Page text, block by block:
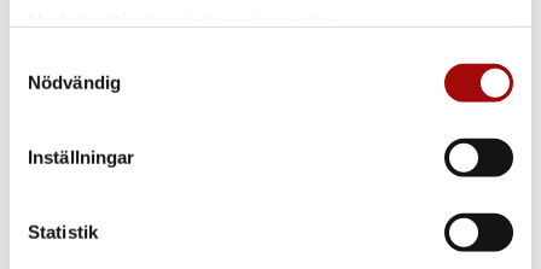
som kan ha en noggrannhet på upp till flera meter
Ta reda på mer om hur dina personliga uppgifter
Du kan ändra eller dra tillbaka ditt samtycke när som
Nödvändig
Inställningar
Statistik
280 mm